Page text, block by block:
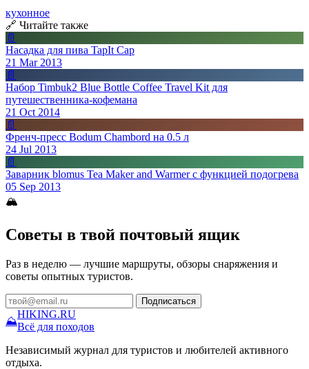
кухонное
🔗 Читайте также
📄
Насадка для пива TapIt Cap
21 Mar 2013
📄
Набор Timbuk2 Blue Bottle Coffee Travel Kit для
путешественника-кофемана
21 Oct 2014
📄
Френч-пресс Bodum Chambord на 0.5 л
24 Jul 2013
📄
Заварник blomus Tea Maker and Warmer с функцией подогрева
05 Sep 2013
🏔
Советы в твой почтовый ящик
Раз в неделю — лучшие маршруты, обзоры снаряжения и
советы опытных туристов.
Подписаться
⛰
HIKING.RU
Всё для походов
Независимый журнал для туристов и любителей активного
отдыха.